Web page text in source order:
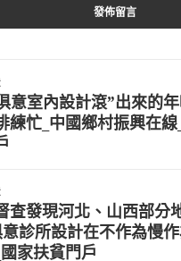
意室內設計滾”出來的
練忙_中國鄉村振興在
查發現河北、山西部分
診所設計在不作為慢
家扶貧門戶